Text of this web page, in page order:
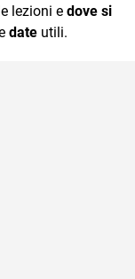
lezioni e dove si
date utili.